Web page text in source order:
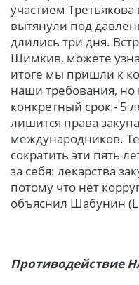
участием
вытянули под
длились три дня.
Шимкив, можете
итоге мы пришли к
наши требования, но
конкретный срок - 5
лишится права
международников.
сократить эти пять
за себя: лекарства
потому что нет
объяснил Шабунин
Противодействие